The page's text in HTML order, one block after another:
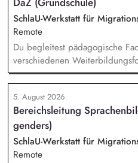
SchlaU-Werkstatt für
Remote
Du begleitest pädagogische
verschiedenen
Online-Workshops bis hin zu
Online-Selbstlernkurse für
Die inhaltlichen Schwerpunkte
Bereichen Lesen lernen,
Alphabetisierung in der
5. August 2026
Bereichsleitung
genders)
SchlaU-Werkstatt für
Remote